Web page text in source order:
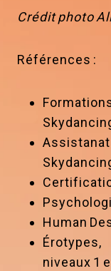
Crédit photo
Références :
Human
niveaux 1